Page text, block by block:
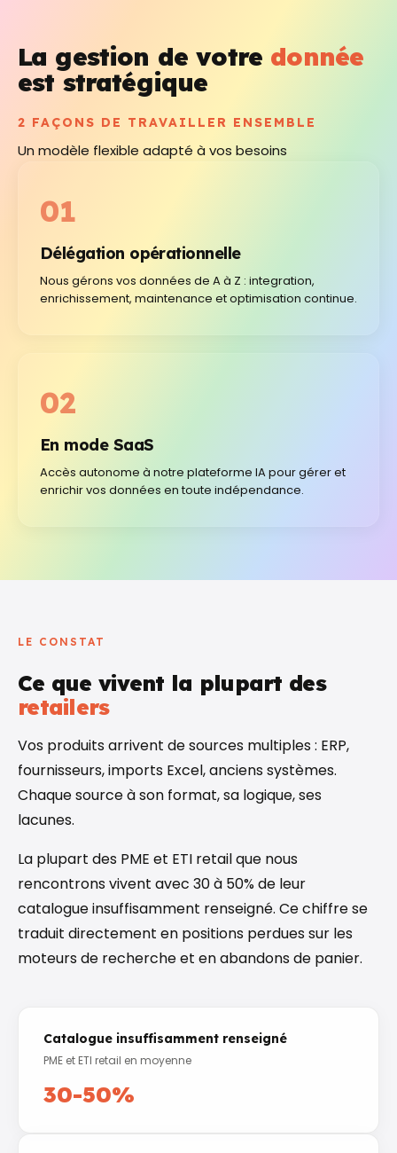
La gestion de votre donnée
est stratégique
2 FAÇONS DE TRAVAILLER ENSEMBLE
Un modèle flexible adapté à vos besoins
01
Délégation opérationnelle
Nous gérons vos données de A à Z : integration,
enrichissement, maintenance et optimisation continue.
02
En mode SaaS
Accès autonome à notre plateforme IA pour gérer et
enrichir vos données en toute indépendance.
LE CONSTAT
Ce que vivent la plupart des
retailers
Vos produits arrivent de sources multiples : ERP,
fournisseurs, imports Excel, anciens systèmes.
Chaque source à son format, sa logique, ses
lacunes.
La plupart des PME et ETI retail que nous
rencontrons vivent avec 30 à 50% de leur
catalogue insuffisamment renseigné. Ce chiffre se
traduit directement en positions perdues sur les
moteurs de recherche et en abandons de panier.
Catalogue insuffisamment renseigné
PME et ETI retail en moyenne
30-50%